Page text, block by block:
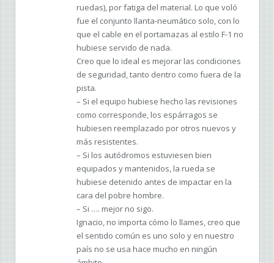
ruedas), por fatiga del material. Lo que voló
fue el conjunto llanta-neumático solo, con lo
que el cable en el portamazas al estilo F-1 no
hubiese servido de nada.
Creo que lo ideal es mejorar las condiciones
de seguridad, tanto dentro como fuera de la
pista.
– Si el equipo hubiese hecho las revisiones
como corresponde, los espárragos se
hubiesen reemplazado por otros nuevos y
más resistentes.
– Si los autódromos estuviesen bien
equipados y mantenidos, la rueda se
hubiese detenido antes de impactar en la
cara del pobre hombre.
– Si …. mejor no sigo.
Ignacio, no importa cómo lo llames, creo que
el sentido común es uno solo y en nuestro
país no se usa hace mucho en ningún